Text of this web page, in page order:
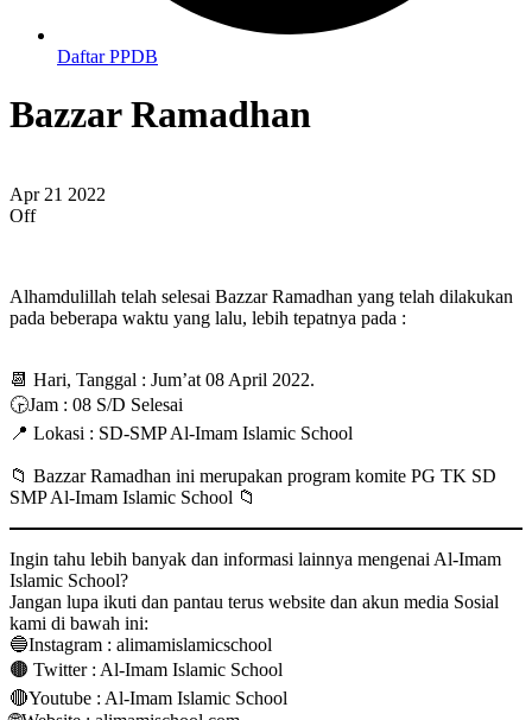
Daftar PPDB
Bazzar Ramadhan
Apr 21 2022
Off
Alhamdulillah telah selesai Bazzar Ramadhan yang telah dilakukan
pada beberapa waktu yang lalu, lebih tepatnya pada :
📆 Hari, Tanggal : Jum’at 08 April 2022.
🕞Jam : 08 S/D Selesai
📍 Lokasi : SD-SMP Al-Imam Islamic School
📁 Bazzar Ramadhan ini merupakan program komite PG TK SD
SMP Al-Imam Islamic School 📁
Ingin tahu lebih banyak dan informasi lainnya mengenai Al-Imam
Islamic School?
Jangan lupa ikuti dan pantau terus website dan akun media Sosial
kami di bawah ini:
🔵Instagram : alimamislamicschool
🟤 Twitter : Al-Imam Islamic School
🔴Youtube : Al-Imam Islamic School